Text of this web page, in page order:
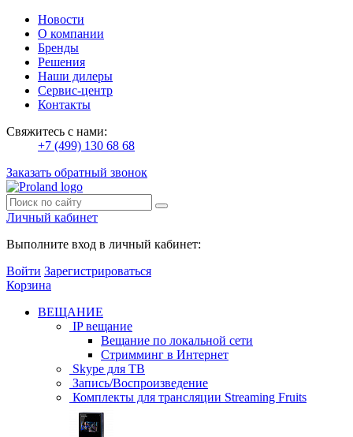
Новости
О компании
Бренды
Решения
Наши дилеры
Сервис-центр
Контакты
Свяжитесь с нами:
+7 (499) 130 68 68
Заказать обратный звонок
Личный кабинет
Выполните вход в личный кабинет:
Войти Зарегистрироваться
Корзина
ВЕЩАНИЕ
IP вещание
Вещание по локальной сети
Стримминг в Интернет
Skype для ТВ
Запись/Воспроизведение
Комплекты для трансляции Streaming Fruits